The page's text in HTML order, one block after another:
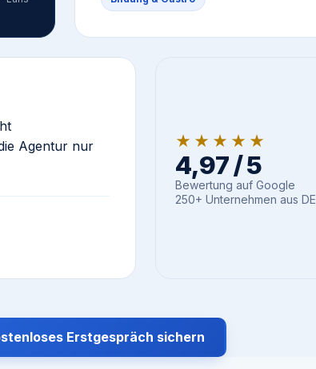
Agentur nur
★★★★★
4,97 / 5
Bewertung auf Google
250+ Unternehmen aus
Erstgespräch sichern